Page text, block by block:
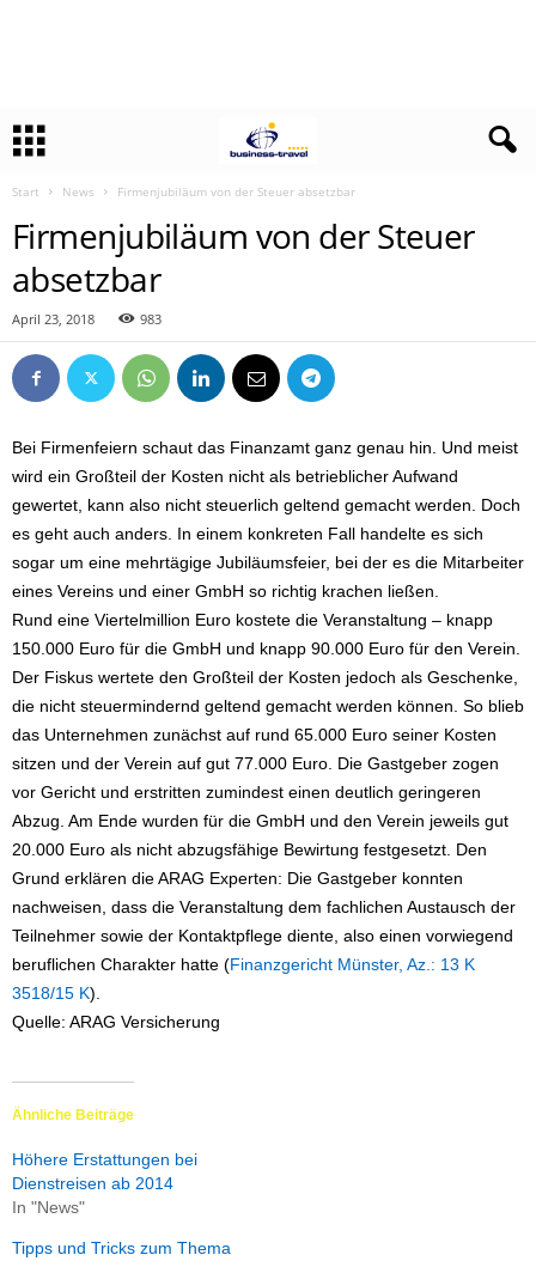
Start News Firmenjubiläum von der Steuer absetzbar
Firmenjubiläum von der Steuer
absetzbar
April 23, 2018 983
Bei Firmenfeiern schaut das Finanzamt ganz genau hin. Und meist
wird ein Großteil der Kosten nicht als betrieblicher Aufwand
gewertet, kann also nicht steuerlich geltend gemacht werden. Doch
es geht auch anders. In einem konkreten Fall handelte es sich
sogar um eine mehrtägige Jubiläumsfeier, bei der es die Mitarbeiter
eines Vereins und einer GmbH so richtig krachen ließen.
Rund eine Viertelmillion Euro kostete die Veranstaltung – knapp
150.000 Euro für die GmbH und knapp 90.000 Euro für den Verein.
Der Fiskus wertete den Großteil der Kosten jedoch als Geschenke,
die nicht steuermindernd geltend gemacht werden können. So blieb
das Unternehmen zunächst auf rund 65.000 Euro seiner Kosten
sitzen und der Verein auf gut 77.000 Euro. Die Gastgeber zogen
vor Gericht und erstritten zumindest einen deutlich geringeren
Abzug. Am Ende wurden für die GmbH und den Verein jeweils gut
20.000 Euro als nicht abzugsfähige Bewirtung festgesetzt. Den
Grund erklären die ARAG Experten: Die Gastgeber konnten
nachweisen, dass die Veranstaltung dem fachlichen Austausch der
Teilnehmer sowie der Kontaktpflege diente, also einen vorwiegend
beruflichen Charakter hatte (Finanzgericht Münster, Az.: 13 K
3518/15 K).
Quelle: ARAG Versicherung
Ähnliche Beiträge
Höhere Erstattungen bei
Dienstreisen ab 2014
In "News"
Tipps und Tricks zum Thema